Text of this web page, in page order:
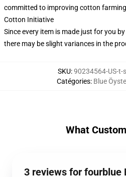
committed to improving cotton
Cotton Initiative
Since every item is made just for you
there may be slight variances in the
SKU:90234564-US-t-
Catégories: Blue
What
3 reviews for fourblue